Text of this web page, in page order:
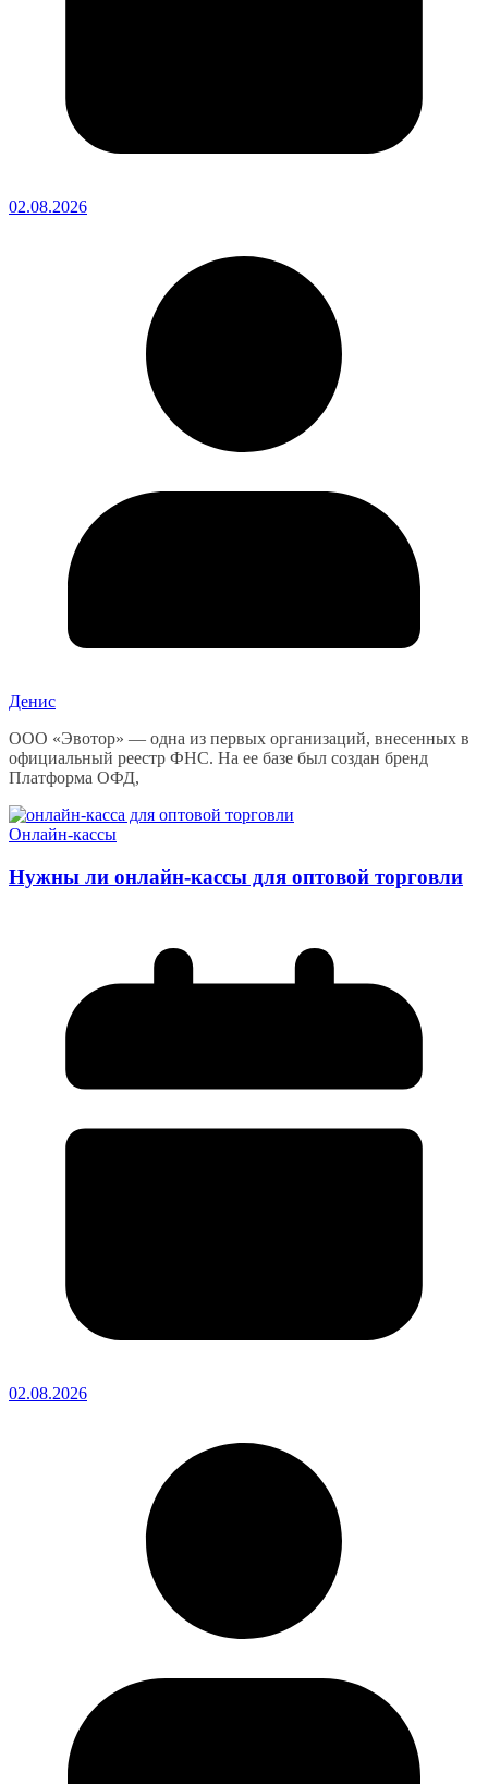
02.08.2026
Денис
ООО «Эвотор» — одна из первых организаций, внесенных в
официальный реестр ФНС. На ее базе был создан бренд
Платформа ОФД,
Онлайн-кассы
Нужны ли онлайн-кассы для оптовой торговли
02.08.2026